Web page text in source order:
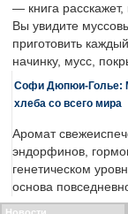
— книга расскажет,
Вы увидите
приготовить
начинку, мусс,
Софи Дюпюи-Голье:
хлеба со всего мира
Аромат
эндорфинов,
генетическом
основа